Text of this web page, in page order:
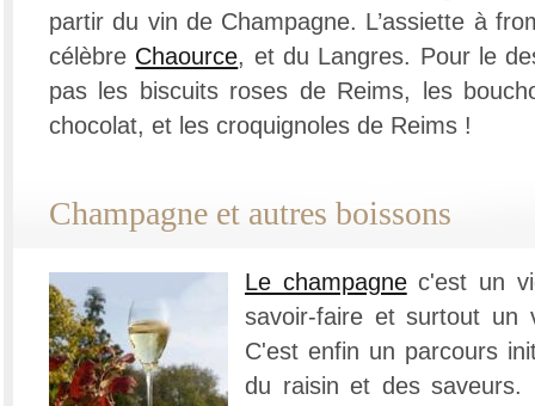
partir du vin de Champagne. L’assiette à
célèbre Chaource, et du Langres. Pour le
pas les biscuits roses de Reims, les
chocolat, et les croquignoles de Reims !
Champagne et autres boissons
Le champagnec'est un
savoir-faire et surtout un
C'est enfin un parcours
du raisin et des saveurs.